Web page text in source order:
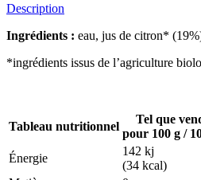
Description
Ingrédients : eau, jus de citron*
*ingrédients issus de l’agriculture
Tableau nutritionnel
Tel que
pour 100 g /
Énergie
142 kj
(34 kcal)